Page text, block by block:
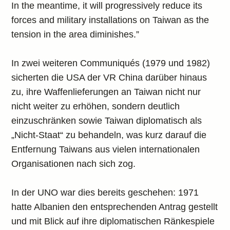
In the meantime, it will progressively reduce its
forces and military installations on Taiwan as the
tension in the area diminishes.”
In zwei weiteren Communiqués (1979 und 1982)
sicherten die USA der VR China darüber hinaus
zu, ihre Waffenlieferungen an Taiwan nicht nur
nicht weiter zu erhöhen, sondern deutlich
einzuschränken sowie Taiwan diplomatisch als
„Nicht-Staat“ zu behandeln, was kurz darauf die
Entfernung Taiwans aus vielen internationalen
Organisationen nach sich zog.
In der UNO war dies bereits geschehen: 1971
hatte Albanien den entsprechenden Antrag gestellt
und mit Blick auf ihre diplomatischen Ränkespiele